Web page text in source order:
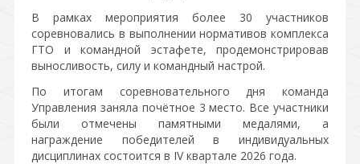
В рамках мероприятия более 30 участников
соревновались в выполнении нормативов комплекса
ГТО и командной эстафете, продемонстрировав
выносливость, силу и командный настрой.
По итогам соревновательного дня команда
Управления заняла почётное 3 место. Все участники
были отмечены памятными медалями, а
награждение победителей в индивидуальных
дисциплинах состоится в IV квартале 2026 года.